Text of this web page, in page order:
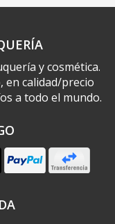
y cosmética.
en calidad/precio
a todo el mundo.